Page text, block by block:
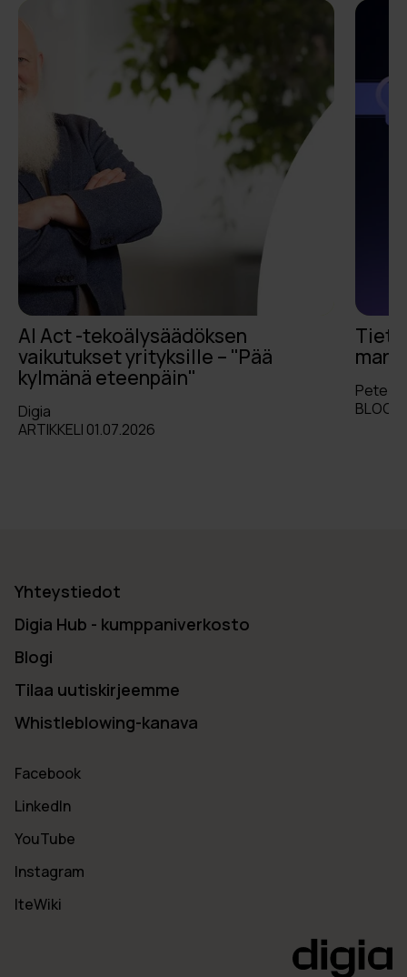
AI Act -tekoälysäädöksen
vaikutukset yrityksille – "Pää
kylmänä eteenpäin"
Digia
ARTIKKELI 01.07.2026
Pete
BLOGI
Yhteystiedot
Digia Hub - kumppaniverkosto
Blogi
Tilaa uutiskirjeemme
Whistleblowing-kanava
Facebook
LinkedIn
YouTube
Instagram
IteWiki